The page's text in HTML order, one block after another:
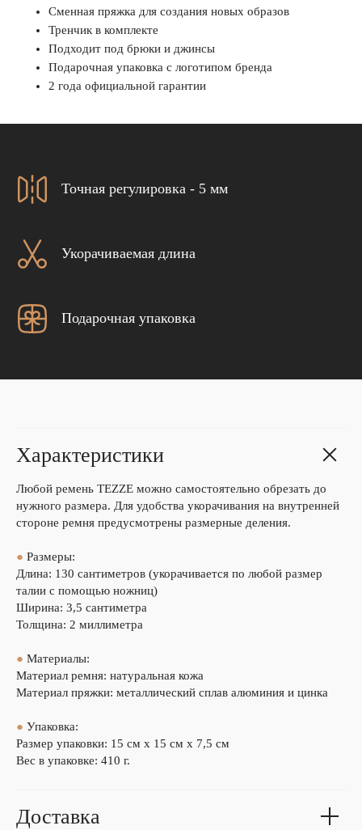
Сменная пряжка для создания новых образов
Тренчик в комплекте
Подходит под брюки и джинсы
Подарочная упаковка с логотипом бренда
2 года официальной гарантии
Точная регулировка - 5 мм
Укорачиваемая длина
Подарочная упаковка
Характеристики
Любой ремень TEZZE можно самостоятельно обрезать до
нужного размера. Для удобства укорачивания на внутренней
стороне ремня предусмотрены размерные деления.
● Размеры:
Длина: 130 сантиметров (укорачивается по любой размер
талии с помощью ножниц)
Ширина: 3,5 сантиметра
Толщина: 2 миллиметра
● Материалы:
Материал ремня: натуральная кожа
Материал пряжки: металлический сплав алюминия и цинка
● Упаковка:
Размер упаковки: 15 см х 15 см х 7,5 см
Вес в упаковке: 410 г.
Доставка